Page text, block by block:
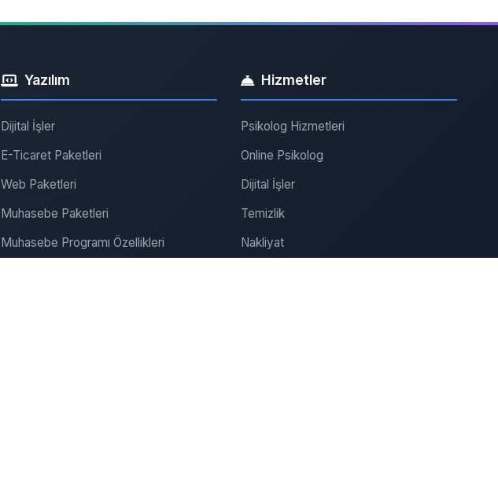
Yazılım
Dijital İşler
E-Ticaret Paketleri
Web Paketleri
Muhasebe Paketleri
Muhasebe Programı Özellikleri
Hizmetler
Psikolog Hizmetleri
Online Psikolog
Dijital İşler
Temizlik
Nakliyat